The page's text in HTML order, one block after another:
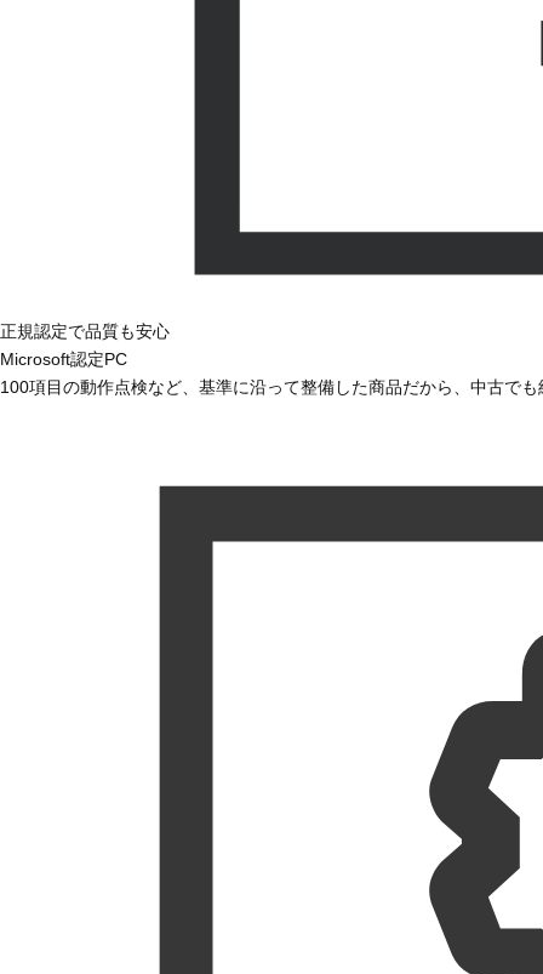
正規認定で品質も安心
Microsoft認定PC
100項目の動作点検など、基準に沿って整備した商品だから、中古で